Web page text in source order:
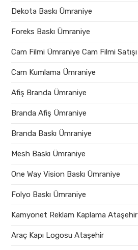
Dekota Baskı Ümraniye
Foreks Baskı Ümraniye
Cam Filmi Ümraniye Cam Filmi Satışı
Cam Kumlama Ümraniye
Afiş Branda Ümraniye
Branda Afiş Ümraniye
Branda Baskı Ümraniye
Mesh Baskı Ümraniye
One Way Vision Baskı Ümraniye
Folyo Baskı Ümraniye
Kamyonet Reklam Kaplama Ataşehir
Araç Kapı Logosu Ataşehir